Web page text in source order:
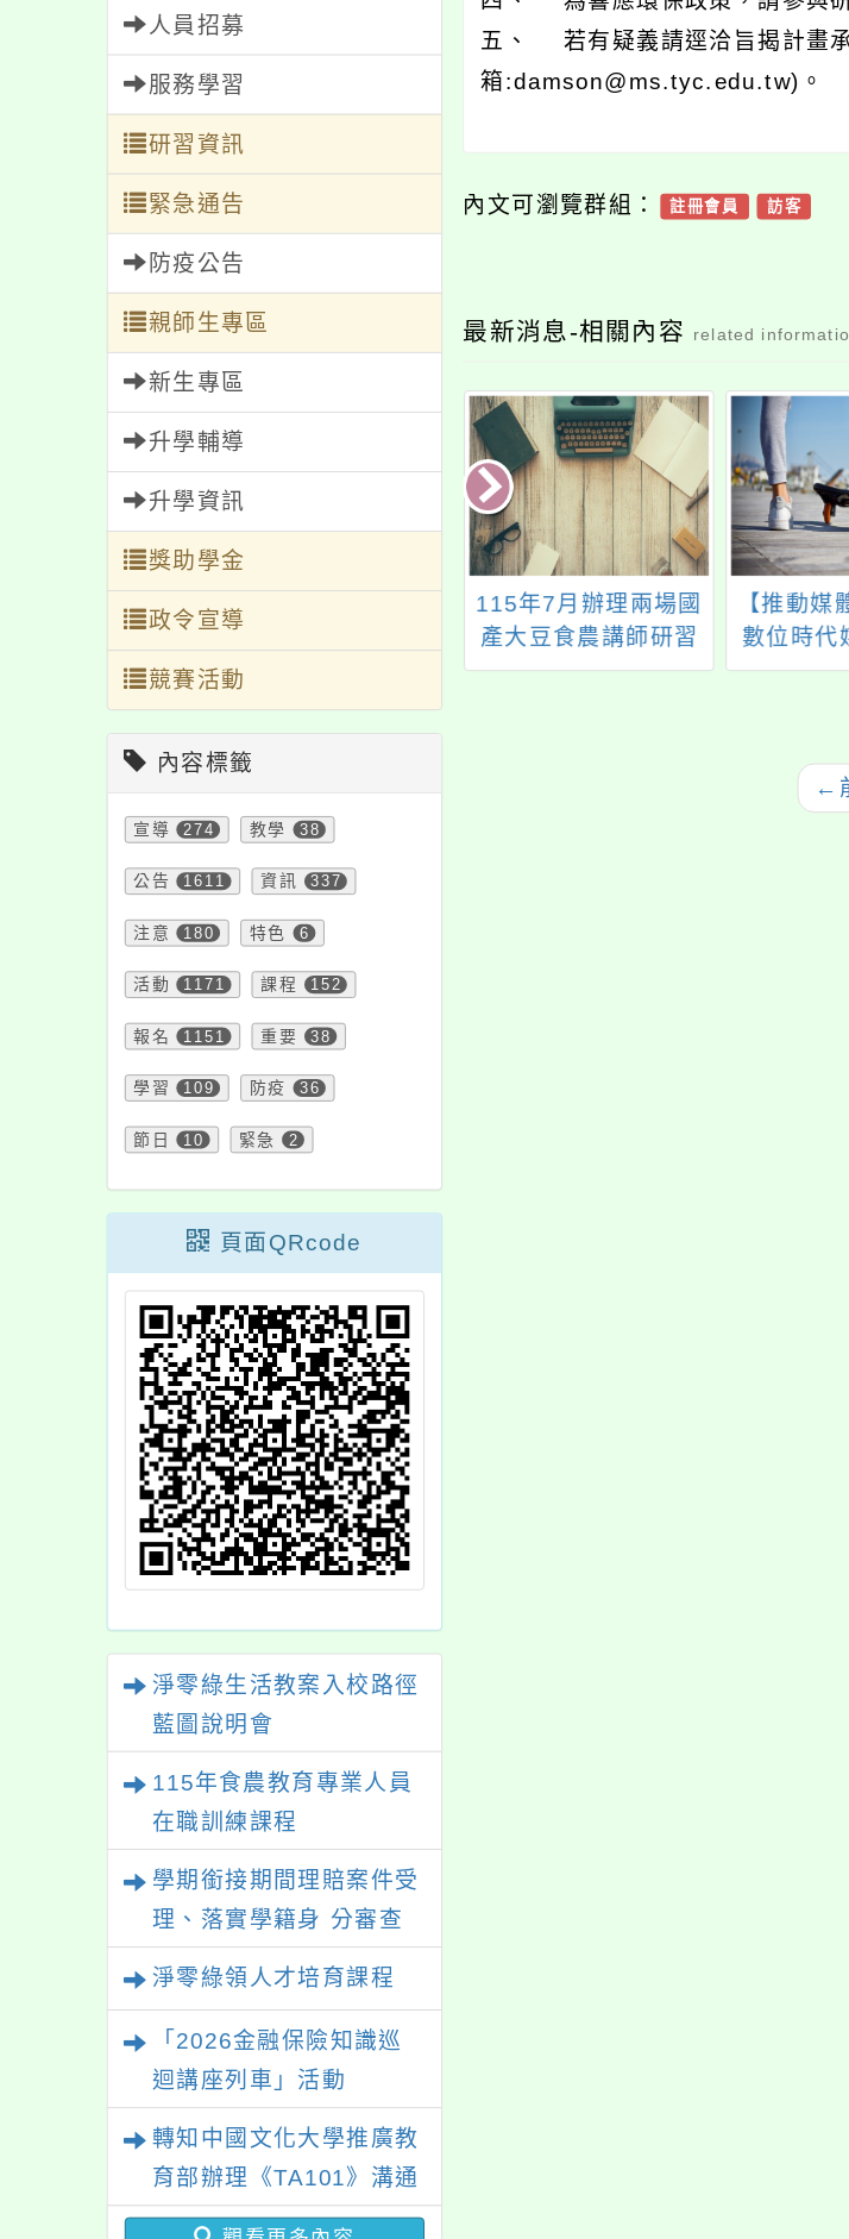
人員招募
服務學習
研習資訊
緊急通告
防疫公告
親師生專區
新生專區
升學輔導
升學資訊
獎助學金
政令宣導
競賽活動
內容標籤
宣導 274 教學 38
公告 1611 資訊 337
注意 180 特色 6
活動 1171 課程 152
報名 1151 重要 38
學習 109 防疫 36
節日 10 緊急 2
頁面QRcode
淨零綠生活教案入校路徑
藍圖說明會
115年食農教育專業人員
在職訓練課程
學期銜接期間理賠案件受
理、落實學籍身 分審查
淨零綠領人才培育課程
「2026金融保險知識巡
迴講座列車」活動
轉知中國文化大學推廣教
育部辦理《TA101》溝通
分析基礎認證課程，歡迎
五、 若有疑義請逕洽旨揭計畫
箱:damson@ms.tyc.edu.tw)。
內文可瀏覽群組： 註冊會員 訪客
最新消息-相關內容 related
政府家庭教育
理「113年度家
教師增能研習
親師溝通系列」
，歡迎參加。
「輕鬆來做省電俠」
講座及「與樹做朋
友」工作坊資訊
115年7月辦理兩場國
產大豆食農講師研習
課程初階班
【推動媒
數位時代
教學轉化
←